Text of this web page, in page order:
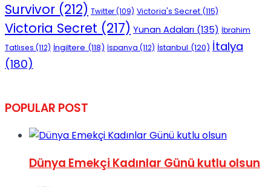
Survivor (212) Twitter(109) Victoria's Secret (115)
Victoria Secret (217) Yunan Adaları (135) İbrahim
Tatlıses (112) İngiltere (118) İspanya (112) İstanbul (120) İtalya
(180)
POPULAR POST
Dünya Emekçi Kadınlar Günü kutlu olsun